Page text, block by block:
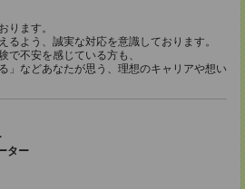
ります。
るよう、誠実な対応を意識しております。
で不安を感じている方も、
」などあなたが思う、理想のキャリアや想い
ター